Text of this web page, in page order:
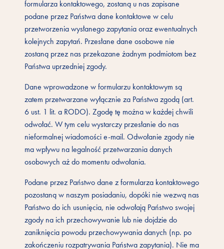
formularza kontaktowego, zostaną u nas zapisane
podane przez Państwa dane kontaktowe w celu
przetworzenia wysłanego zapytania oraz ewentualnych
kolejnych zapytań. Przesłane dane osobowe nie
zostaną przez nas przekazane żadnym podmiotom bez
Państwa uprzedniej zgody.
Dane wprowadzone w formularzu kontaktowym są
zatem przetwarzane wyłącznie za Państwa zgodą (art.
6 ust. 1 lit. a RODO). Zgodę tę można w każdej chwili
odwołać. W tym celu wystarczy przesłanie do nas
nieformalnej wiadomości e-mail. Odwołanie zgody nie
ma wpływu na legalność przetwarzania danych
osobowych aż do momentu odwołania.
Podane przez Państwo dane z formularza kontaktowego
pozostaną w naszym posiadaniu, dopóki nie wezwą nas
Państwo do ich usunięcia, nie odwołają Państwo swojej
zgody na ich przechowywanie lub nie dojdzie do
zaniknięcia powodu przechowywania danych (np. po
zakończeniu rozpatrywania Państwa zapytania). Nie ma